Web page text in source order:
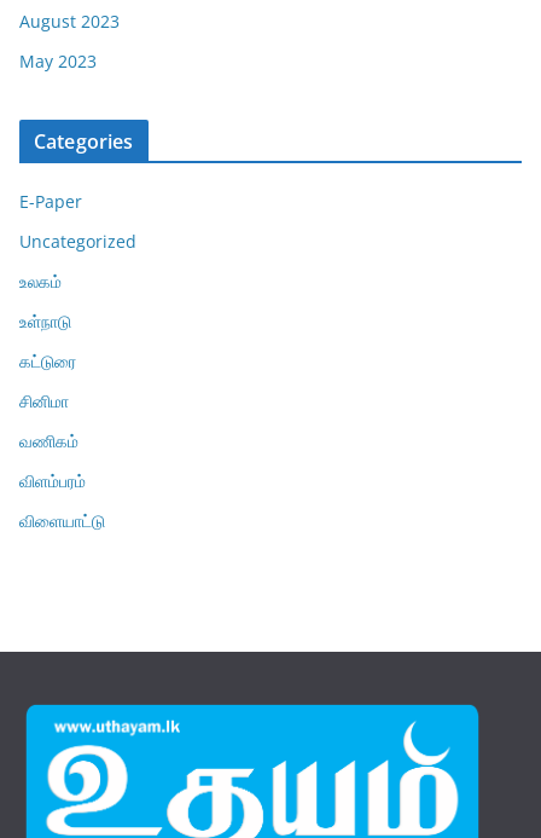
August 2023
May 2023
Categories
E-Paper
Uncategorized
உலகம்
உள்நாடு
கட்டுரை
சினிமா
வணிகம்
விளம்பரம்
விளையாட்டு